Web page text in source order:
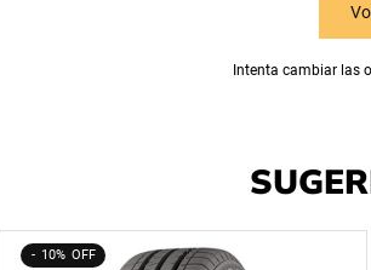
Intenta cambiar las
10%